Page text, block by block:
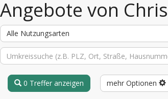
Angebote von
Alle Nutzungsarten
0 Treffer anzeigen mehr Optionen